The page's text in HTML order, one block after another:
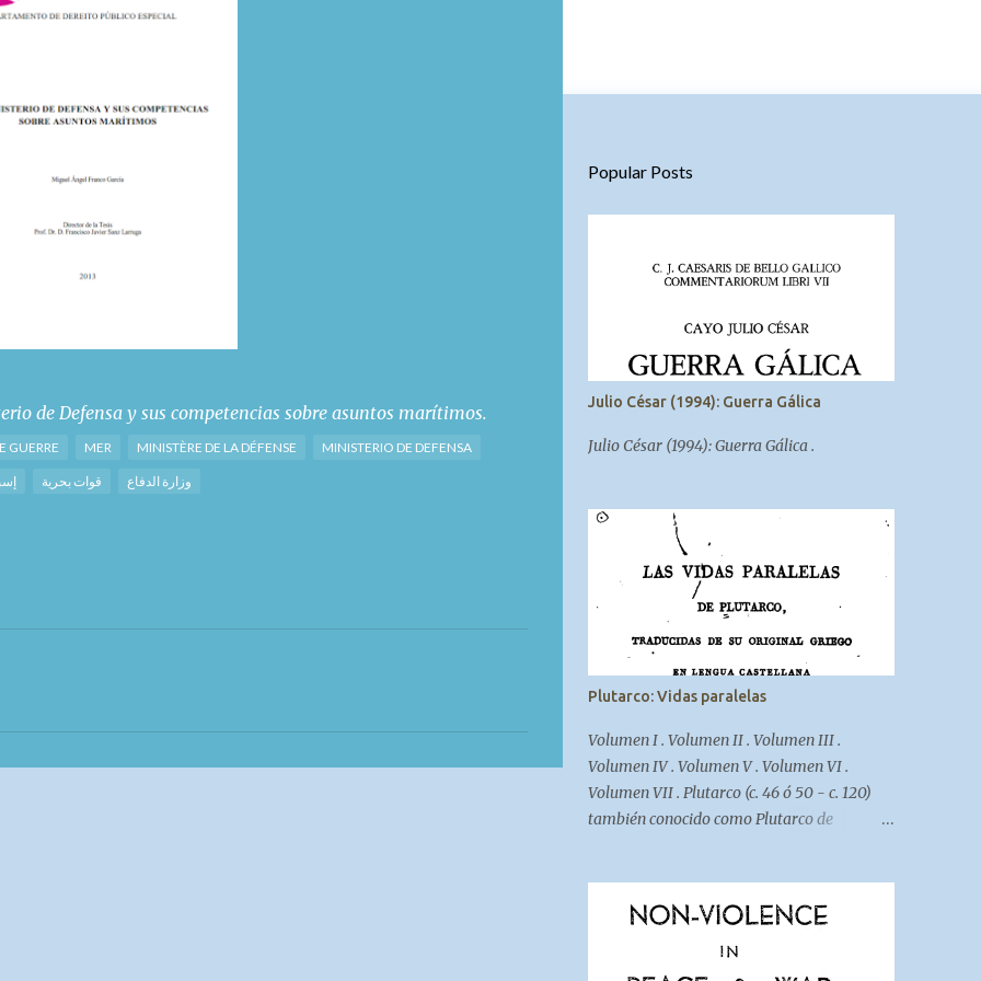
de Defensa y sus competencias sobre asuntos marítimos.
GUERRE MER MINISTÈRE DE LA DÉFENSE MINISTERIO DE DEFENSA
قوات بحرية وزارة الدفاع
Popular Posts
Julio César (1994): Guerra Gálica
Julio César (1994): Guerra Gálica .
Plutarco: Vidas paralelas
Volumen I . Volumen II . Volumen III .
Volumen IV . Volumen V . Volumen VI .
Volumen VII . Plutarco (c. 46 ó 50 - c. 120)
también conocido como Plutarco de